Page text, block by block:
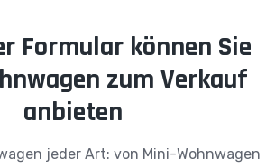
Formular können Sie
zum Verkauf
anbieten
jeder Art: von Mini-Wohnwagen